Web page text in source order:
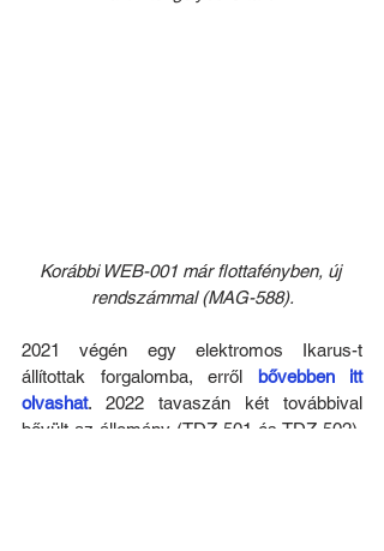
Korábbi WEB-001 már flottafényben, új
rendszámmal (MAG-588).
2021 végén egy elektromos Ikarus-t
állítottak forgalomba, erről bővebben itt
olvashat. 2022 tavaszán két továbbival
bővült az állomány (TDZ-501 és TDZ-502),